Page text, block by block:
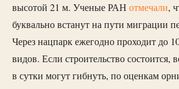
высотой 21 м. Ученые РАН отмечали,
буквально встанут на пути миграции
Через нацпарк ежегодно проходит до
видов. Если строительство состоится,
в сутки могут гибнуть, по оценкам